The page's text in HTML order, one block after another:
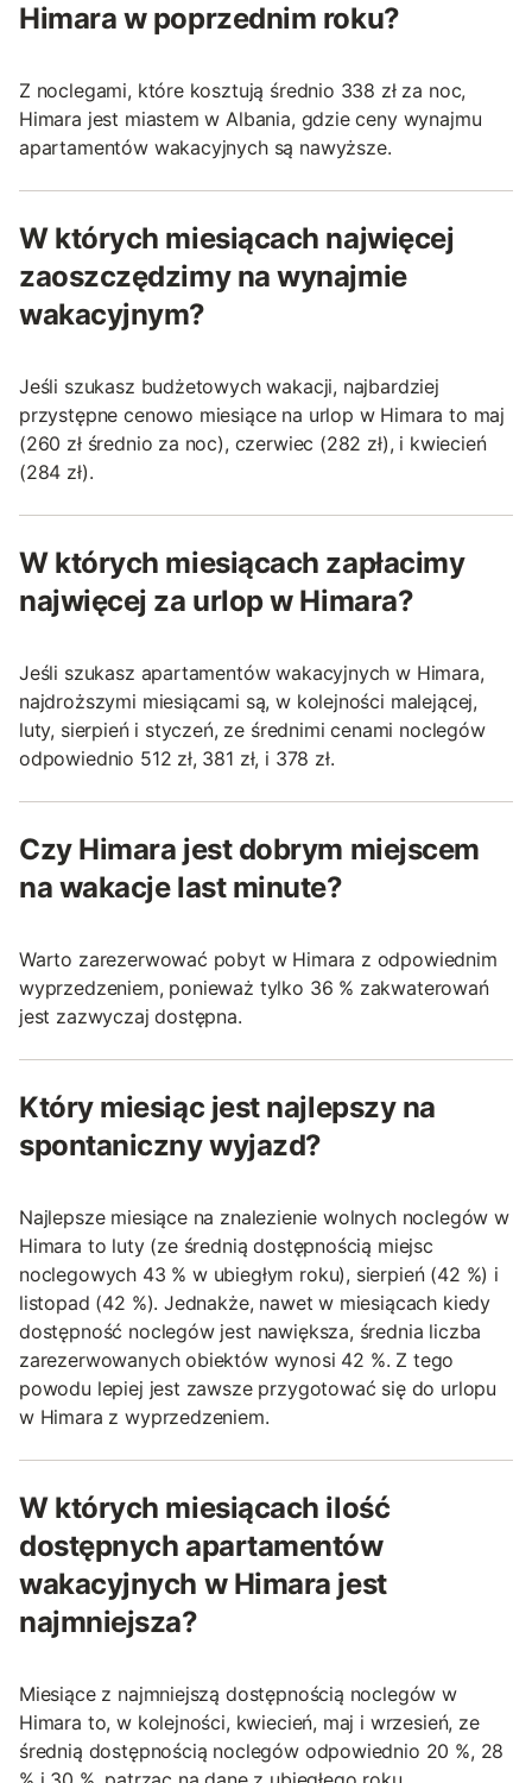
Himara w poprzednim roku?
Z noclegami, które kosztują średnio 338 zł za noc,
Himara jest miastem w Albania, gdzie ceny wynajmu
apartamentów wakacyjnych są nawyższe.
W których miesiącach najwięcej
zaoszczędzimy na wynajmie
wakacyjnym?
Jeśli szukasz budżetowych wakacji, najbardziej
przystępne cenowo miesiące na urlop w Himara to maj
(260 zł średnio za noc), czerwiec (282 zł), i kwiecień
(284 zł).
W których miesiącach zapłacimy
najwięcej za urlop w Himara?
Jeśli szukasz apartamentów wakacyjnych w Himara,
najdroższymi miesiącami są, w kolejności malejącej,
luty, sierpień i styczeń, ze średnimi cenami noclegów
odpowiednio 512 zł, 381 zł, i 378 zł.
Czy Himara jest dobrym miejscem
na wakacje last minute?
Warto zarezerwować pobyt w Himara z odpowiednim
wyprzedzeniem, ponieważ tylko 36 % zakwaterowań
jest zazwyczaj dostępna.
Który miesiąc jest najlepszy na
spontaniczny wyjazd?
Najlepsze miesiące na znalezienie wolnych noclegów w
Himara to luty (ze średnią dostępnością miejsc
noclegowych 43 % w ubiegłym roku), sierpień (42 %) i
listopad (42 %). Jednakże, nawet w miesiącach kiedy
dostępność noclegów jest nawiększa, średnia liczba
zarezerwowanych obiektów wynosi 42 %. Z tego
powodu lepiej jest zawsze przygotować się do urlopu
w Himara z wyprzedzeniem.
W których miesiącach ilość
dostępnych apartamentów
wakacyjnych w Himara jest
najmniejsza?
Miesiące z najmniejszą dostępnością noclegów w
Himara to, w kolejności, kwiecień, maj i wrzesień, ze
średnią dostępnością noclegów odpowiednio 20 %, 28